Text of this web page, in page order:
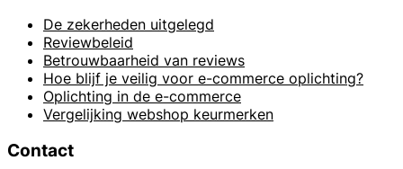
De zekerheden uitgelegd
Reviewbeleid
Betrouwbaarheid van reviews
Hoe blijf je veilig voor e-commerce oplichting?
Oplichting in de e-commerce
Vergelijking webshop keurmerken
Contact